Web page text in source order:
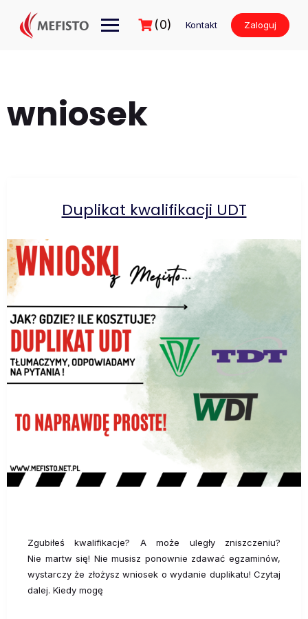
treści
(0) Kontakt Zaloguj
wniosek
Duplikat kwalifikacji UDT
Zgubiłeś kwalifikacje? A może uległy zniszczeniu?
Nie martw się! Nie musisz ponownie zdawać egzaminów,
wystarczy że złożysz wniosek o wydanie duplikatu! Czytaj
dalej. Kiedy mogę